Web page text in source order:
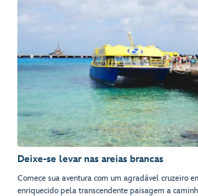
Deixe-se levar nas areias brancas
Comece sua aventura com um agradável cruzeiro
enriquecido pela transcendente paisagem a